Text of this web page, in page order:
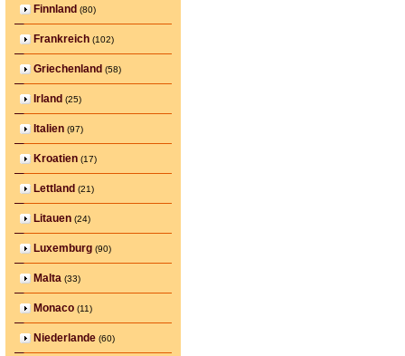
Finnland (80)
Frankreich (102)
Griechenland (58)
Irland (25)
Italien (97)
Kroatien (17)
Lettland (21)
Litauen (24)
Luxemburg (90)
Malta (33)
Monaco (11)
Niederlande (60)